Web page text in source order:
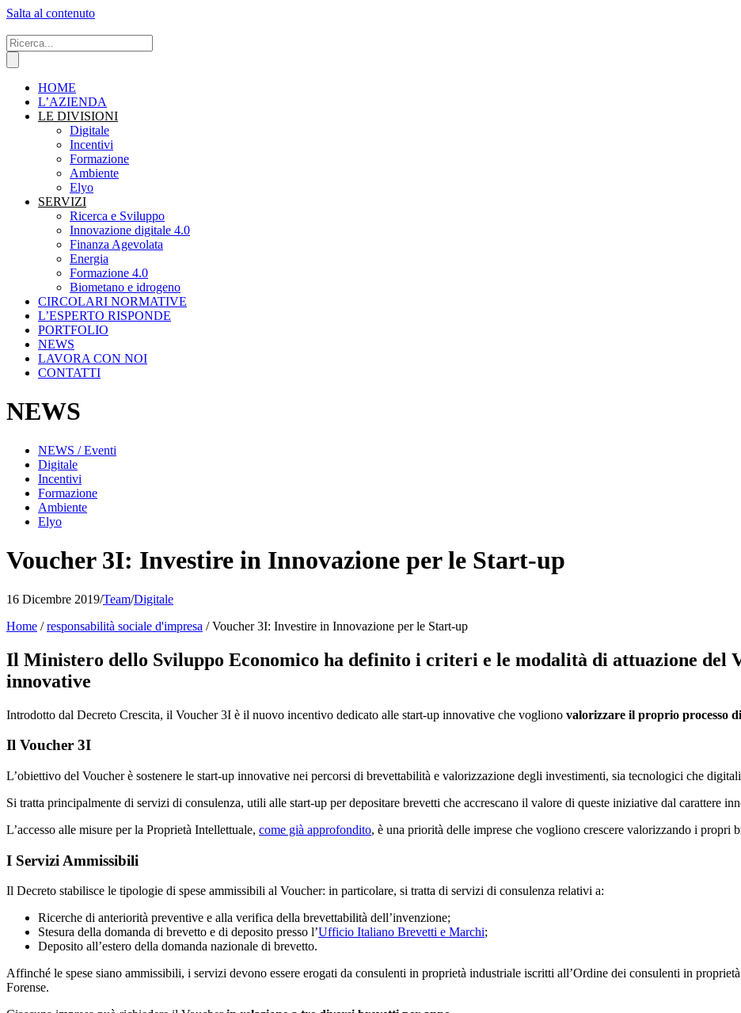
Salta al contenuto
HOME
L’AZIENDA
LE DIVISIONI
Digitale
Incentivi
Formazione
Ambiente
Elyo
SERVIZI
Ricerca e Sviluppo
Innovazione digitale 4.0
Finanza Agevolata
Energia
Formazione 4.0
Biometano e idrogeno
CIRCOLARI NORMATIVE
L’ESPERTO RISPONDE
PORTFOLIO
NEWS
LAVORA CON NOI
CONTATTI
NEWS
NEWS / Eventi
Digitale
Incentivi
Formazione
Ambiente
Elyo
Voucher 3I: Investire in Innovazione per le Start-up
16 Dicembre 2019/Team/Digitale
Home /responsabilità sociale d'impresa /Voucher 3I: Investire in Innovazione per le Start-up
Il Ministero dello Sviluppo Economico ha definito i criteri e le modalità di attuazione del
innovative
Introdotto dal Decreto Crescita, il Voucher 3I è il nuovo incentivo dedicato alle start-up innovative che vogliono valorizzare il proprio processo
Il Voucher 3I
L’obiettivo del Voucher è sostenere le start-up innovative nei percorsi di brevettabilità e valorizzazione degli investimenti, sia tecnologici che
Si tratta principalmente di servizi di consulenza, utili alle start-up per depositare brevetti che accrescano il valore di queste iniziative dal carattere
L’accesso alle misure per la Proprietà Intellettuale, come già approfondito, è una priorità delle imprese che vogliono crescere valorizzando i propri
I Servizi Ammissibili
Il Decreto stabilisce le tipologie di spese ammissibili al Voucher: in particolare, si tratta di servizi di consulenza relativi a:
Ricerche di anteriorità preventive e alla verifica della brevettabilità dell’invenzione;
Stesura della domanda di brevetto e di deposito presso l’Ufficio Italiano Brevetti e Marchi;
Deposito all’estero della domanda nazionale di brevetto.
Affinché le spese siano ammissibili, i servizi devono essere erogati da consulenti in proprietà industriale iscritti all’Ordine dei consulenti in
Forense.